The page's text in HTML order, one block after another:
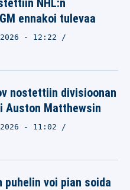
NHL:n
ennakoi tulevaa
- 12:22
nostettiin divisioonan
Matthewsin
- 11:02
puhelin voi pian soida